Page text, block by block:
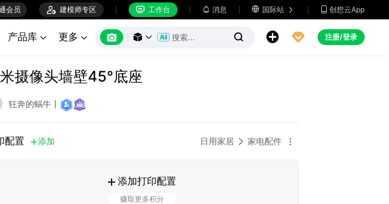
会员  建模师专区  工作台  消息  国际站   创想云App
产品库  更多        注册/登录
摄像头墙壁45°底座
狂奔的蜗牛丨
配置 添加 日用家居  家电配件 
 添加打印配置
赚取更多积分